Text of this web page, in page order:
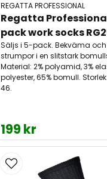
REGATTA PROFESSIONAL
Regatta
pack work socks
Säljs i 5-pack. Bekväma
strumpor i en slitstark
Material: 2% polyamid, 3%
polyester, 65% bomull.
46.
199 kr